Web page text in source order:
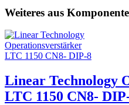
Weiteres aus
Linear Technology
LTC 1150 CN8-